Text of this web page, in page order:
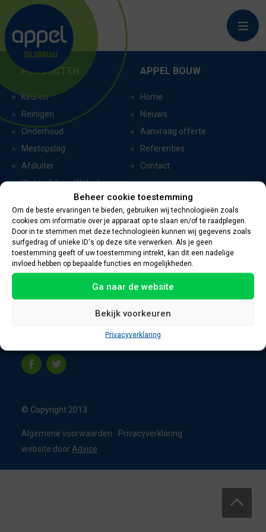
Beheer cookie toestemming
Om de beste ervaringen te bieden, gebruiken wij technologieën zoals
cookies om informatie over je apparaat op te slaan en/of te raadplegen.
Door in te stemmen met deze technologieën kunnen wij gegevens zoals
surfgedrag of unieke ID's op deze site verwerken. Als je geen
toestemming geeft of uw toestemming intrekt, kan dit een nadelige
invloed hebben op bepaalde functies en mogelijkheden.
Ga naar de website
Bekijk voorkeuren
Privacyverklaring
BELTRUM_6912
PRODUCTEN
Keuren
Reinigen
Onderhoud
Mestopslag
Afsluiter
Watersilo’s en Waterbassins
APPEL BOUW
Home
Nieuws
Aanvraag offerte
Referenties
Contact
CERTIFICERING CONTACTGEGEVENS
Oevers 11
8331 VC Steenwijk
Nederland
info@appelbouw.nl
© Copyright 2013
Algemene voorwaarden
Privacyverklaring
website door Advice